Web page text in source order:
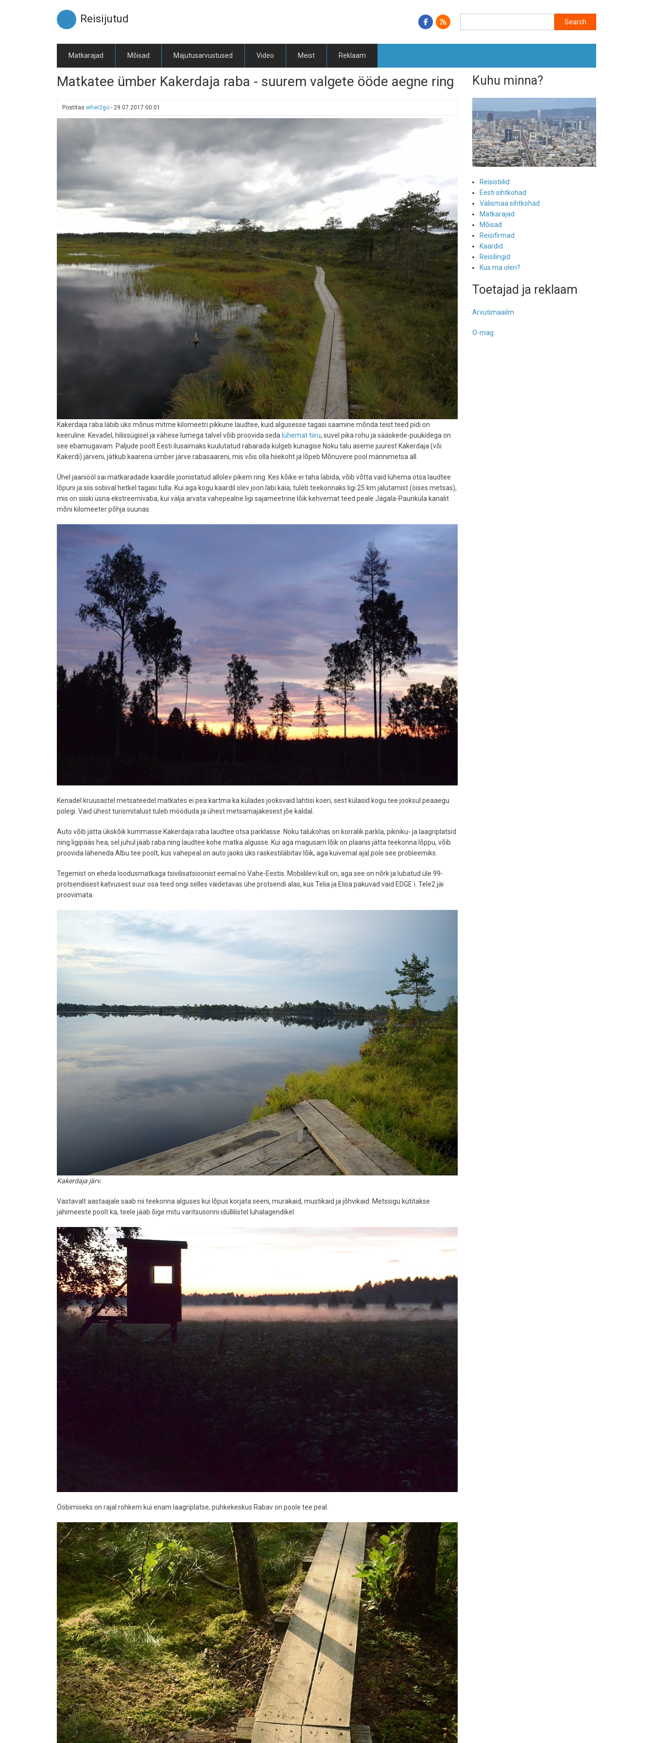
Reisijutud
Matkarajad Mõisad Majutusarvustused Video Meist Reklaam
Matkatee ümber Kakerdaja raba - suurem valgete ööde aegne ring
Postitas wher2go - 29.07.2017 00:01
Kakerdaja raba läbib üks mõnus mitme kilomeetri pikkune laudtee, kuid algusesse tagasi saamine mõnda teist teed pidi on
keeruline. Kevadel, hilissügisel ja vähese lumega talvel võib proovida seda lühemat tiiru, suvel pika rohu ja sääskede-puukidega on
see ebamugavam. Paljude poolt Eesti ilusaimaks kuulutatud rabarada kulgeb kunagise Noku talu aseme juurest Kakerdaja (või
Kakerdi) järveni, jätkub kaarena ümber järve rabasaareni, mis võis olla hiiekoht ja lõpeb Mõnuvere pool männimetsa all.
Ühel jaaniööl sai matkaradade kaardile joonistatud allolev pikem ring. Kes kõike ei taha läbida, võib võtta vaid lühema otsa laudtee
lõpuni ja siis sobival hetkel tagasi tulla. Kui aga kogu kaardil olev joon läbi käia, tuleb teekonnaks ligi 25 km jalutamist (öises metsas),
mis on siiski üsna ekstreemivaba, kui välja arvata vahepealne ligi sajameetrine lõik kehvemat teed peale Jägala-Paunküla kanalit
mõni kilomeeter põhja suunas.
Kenadel kruusastel metsateedel matkates ei pea kartma ka külades jooksvaid lahtisi koeri, sest külasid kogu tee jooksul peaaegu
polegi. Vaid ühest turismitalust tuleb mööduda ja ühest metsamajakesest jõe kaldal.
Auto võib jätta ükskõik kummasse Kakerdaja raba laudtee otsa parklasse. Noku talukohas on korralik parkla, pikniku- ja laagriplatsid
ning ligipääs hea, sel juhul jääb raba ning laudtee kohe matka algusse. Kui aga magusam lõik on plaanis jätta teekonna lõppu, võib
proovida läheneda Albu tee poolt, kus vahepeal on auto jaoks üks raskestiläbitav lõik, aga kuivemal ajal pole see probleemiks.
Tegemist on eheda loodusmatkaga tsivilisatsioonist eemal nö Vahe-Eestis. Mobiililevi küll on, aga see on nõrk ja lubatud üle 99-
protsendisest katvusest suur osa teed ongi selles väidetavas ühe protsendi alas, kus Telia ja Elisa pakuvad vaid EDGE´i. Tele2 jäi
proovimata.
Kakerdaja järv.
Vastavalt aastaajale saab nii teekonna alguses kui lõpus korjata seeni, murakaid, mustikaid ja jõhvikaid. Metssigu kütitakse
jahimeeste poolt ka, teele jääb õige mitu varitsusonni idüllilistel luhalagendikel.
Ööbimiseks on rajal rohkem kui enam laagriplatse, puhkekeskus Rabav on poole tee peal.
Kuhu minna?
Reisistiilid
Eesti sihtkohad
Välismaa sihtkohad
Matkarajad
Mõisad
Reisifirmad
Kaardid
Reisilingid
Kus ma olen?
Toetajad ja reklaam
Arvutimaailm
O-mag